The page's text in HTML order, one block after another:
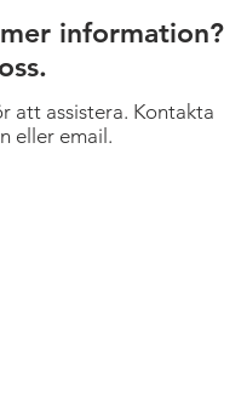
information?
att assistera. Kontakta
eller email.